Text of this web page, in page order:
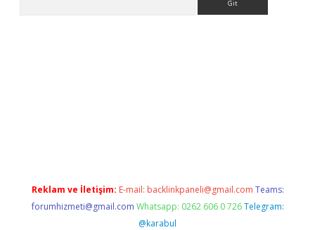
Reklam ve İletişim: E-mail: backlinkpaneli@gmail.com Teams:
forumhizmeti@gmail.com Whatsapp: 0262 606 0 726 Telegram:
@karabul